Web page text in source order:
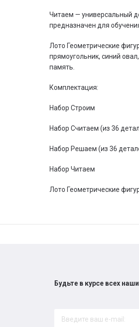
Читаем — универсальный
предназначен для
Лото Геометрические
прямоугольник, синий
память.
Комплектация:
Набор Строим
Набор Считаем (из 36
Набор Решаем (из 36
Набор Читаем
Лото Геометрические
Будьте в курсе всех